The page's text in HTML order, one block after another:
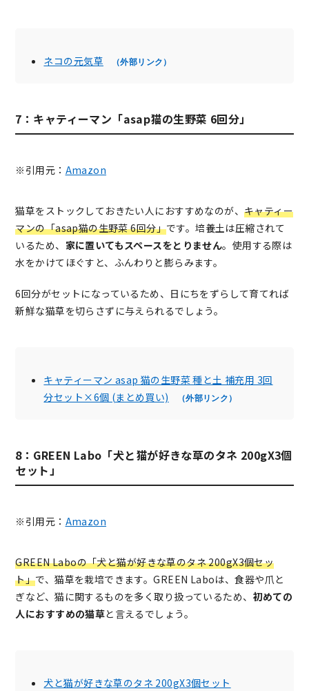
ネコの元気草 （外部リンク）
7：キャティーマン「asap猫の生野菜 6回分」
※引用元： Amazon
猫草をストックしておきたい人におすすめなのが、キャティー
マンの「asap猫の生野菜 6回分」です。培養土は圧縮されて
いるため、 家に置いてもスペースをとりません。使用する際は
水をかけてほぐすと、ふんわりと膨らみます。
6回分がセットになっているため、日にちをずらして育てれば
新鮮な猫草を切らさずに与えられるでしょう。
キャティーマン asap 猫の生野菜 種と土 補充用 3回
分セット×6個 (まとめ買い)
（外部リンク）
8：GREEN Labo「犬と猫が好きな草のタネ 200gX3個
セット」
※引用元： Amazon
GREEN Laboの「犬と猫が好きな草のタネ 200gX3個セッ
ト」で、猫草を栽培できます。GREEN Laboは、食器や爪と
ぎなど、猫に関するものを多く取り扱っているため、 初めての
人におすすめの猫草と言えるでしょう。
犬と猫が好きな草のタネ 200gX3個セット